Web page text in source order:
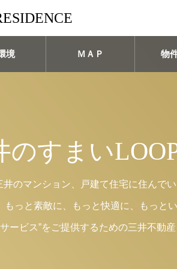
境 ＭＡＰ 物
のすまい
のマンション、戸建て住宅に住んで
もっと素敵に、もっと快適に、もっと
ービス”をご提供するための三井不動